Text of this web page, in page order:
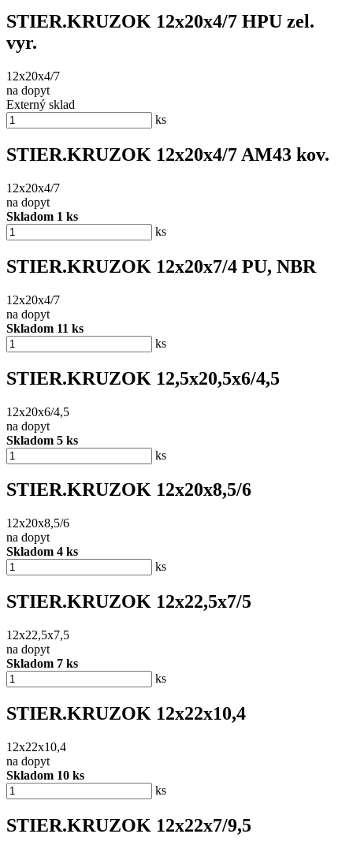
STIER.KRUZOK 12x20x4/7 HPU zel.
vyr.
12x20x4/7
na dopyt
Externý sklad
ks
STIER.KRUZOK 12x20x4/7 AM43 kov.
12x20x4/7
na dopyt
Skladom 1 ks
ks
STIER.KRUZOK 12x20x7/4 PU, NBR
12x20x4/7
na dopyt
Skladom 11 ks
ks
STIER.KRUZOK 12,5x20,5x6/4,5
12x20x6/4,5
na dopyt
Skladom 5 ks
ks
STIER.KRUZOK 12x20x8,5/6
12x20x8,5/6
na dopyt
Skladom 4 ks
ks
STIER.KRUZOK 12x22,5x7/5
12x22,5x7,5
na dopyt
Skladom 7 ks
ks
STIER.KRUZOK 12x22x10,4
12x22x10,4
na dopyt
Skladom 10 ks
ks
STIER.KRUZOK 12x22x7/9,5